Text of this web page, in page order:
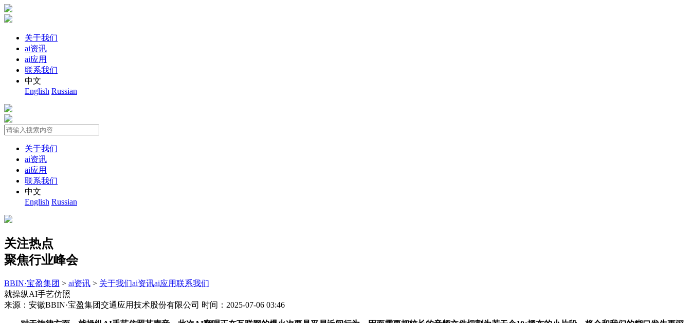
关于我们
ai资讯
ai应用
联系我们
中文
English Russian
关于我们
ai资讯
ai应用
联系我们
中文
English Russian
关注热点
聚焦行业峰会
BBIN·宝盈集团 > ai资讯 > 关于我们ai资讯ai应用联系我们
就操纵AI手艺仿照
来源：安徽BBIN·宝盈集团交通应用技术股份有限公司 时间：2025-07-06 03:46